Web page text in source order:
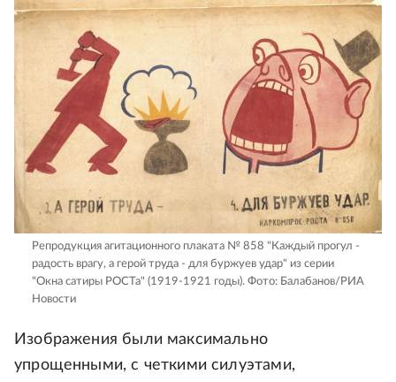
Репродукция агитационного плаката № 858 "Каждый прогул -
радость врагу, а герой труда - для буржуев удар" из серии
"Окна сатиры РОСТа" (1919-1921 годы). Фото: Балабанов/РИА
Новости
Изображения были максимально
упрощенными, с четкими силуэтами,